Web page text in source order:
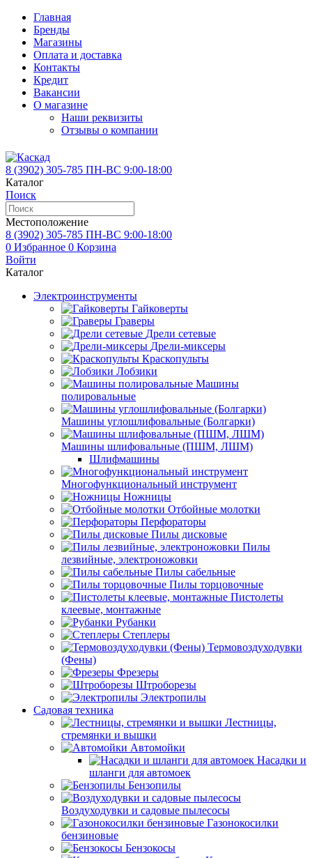
Главная
Бренды
Магазины
Оплата и доставка
Контакты
Кредит
Вакансии
О магазине
Наши реквизиты
Отзывы о компании
8 (3902) 305-785 ПН-ВС 9:00-18:00
Каталог
Поиск
Местоположение
8 (3902) 305-785 ПН-ВС 9:00-18:00
0 Избранное 0 Корзина
Войти
Каталог
Электроинструменты
Гайковерты
Граверы
Дрели сетевые
Дрели-миксеры
Краскопульты
Лобзики
Машины
полировальные
Машины углошлифовальные (Болгарки)
Машины шлифовальные (ПШМ, ЛШМ)
Шлифмашины
Многофункциональный инструмент
Ножницы
Отбойные молотки
Перфораторы
Пилы дисковые
Пилы
лезвийные, электроножовки
Пилы сабельные
Пилы торцовочные
Пистолеты
клеевые, монтажные
Рубанки
Степлеры
Термовоздуходувки
(Фены)
Фрезеры
Штроборезы
Электропилы
Садовая техника
Лестницы,
стремянки и вышки
Автомойки
Насадки и
шланги для автомоек
Бензопилы
Воздуходувки и садовые пылесосы
Газонокосилки
бензиновые
Бензокосы